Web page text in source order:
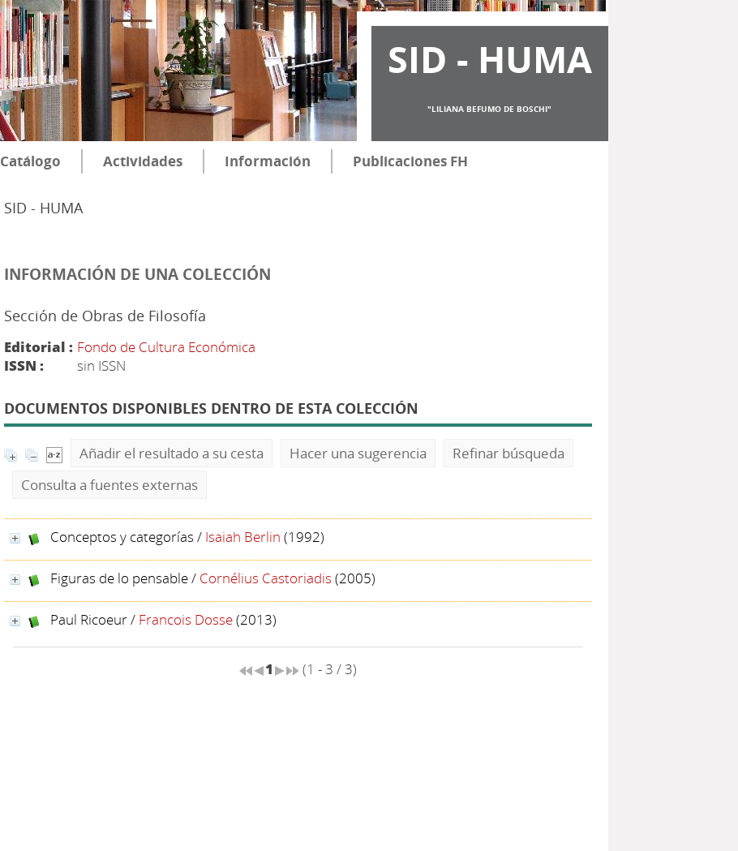
SID - HUMA
"LILIANA BEFUMO DE BOSCHI"
Catálogo Actividades Información Publicaciones FH
SID - HUMA
INFORMACIÓN DE UNA COLECCIÓN
Sección de Obras de Filosofía
Editorial : Fondo de Cultura Económica
ISSN :
sin ISSN
DOCUMENTOS DISPONIBLES DENTRO DE ESTA COLECCIÓN
Añadir el resultado a su cesta Hacer una sugerencia
Refinar búsqueda
Consulta a fuentes externas
Conceptos y categorías / Isaiah Berlin (1992)
Figuras de lo pensable/ Cornélius Castoriadis (2005)
Paul Ricoeur/ Francois Dosse(2013)
1 (1 - 3 / 3)